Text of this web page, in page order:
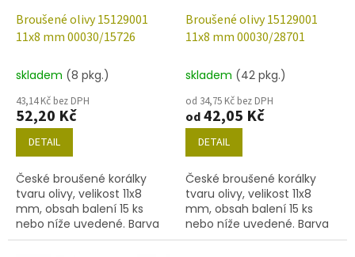
Broušené olivy 15129001
11x8 mm 00030/15726
skladem (8 pkg.)
43,14 Kč bez DPH
52,20 Kč
DETAIL
České broušené korálky
tvaru olivy, velikost 11x8
mm, obsah balení 15 ks
nebo níže uvedené. Barva
křišťál s úpravou 15726
Broušené olivy 15129001
11x8 mm 00030/28701
skladem (42 pkg.)
od 34,75 Kč bez DPH
od42,05 Kč
DETAIL
České broušené korálky
tvaru olivy, velikost 11x8
mm, obsah balení 15 ks
nebo níže uvedené. Barva
křišťál s úpravou 28701